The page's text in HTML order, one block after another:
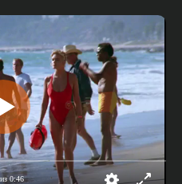
0:46